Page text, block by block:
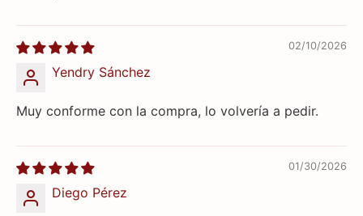
02/10/2026
Yendry Sánchez
Muy conforme con la compra, lo volvería a pedir.
01/30/2026
Diego Pérez